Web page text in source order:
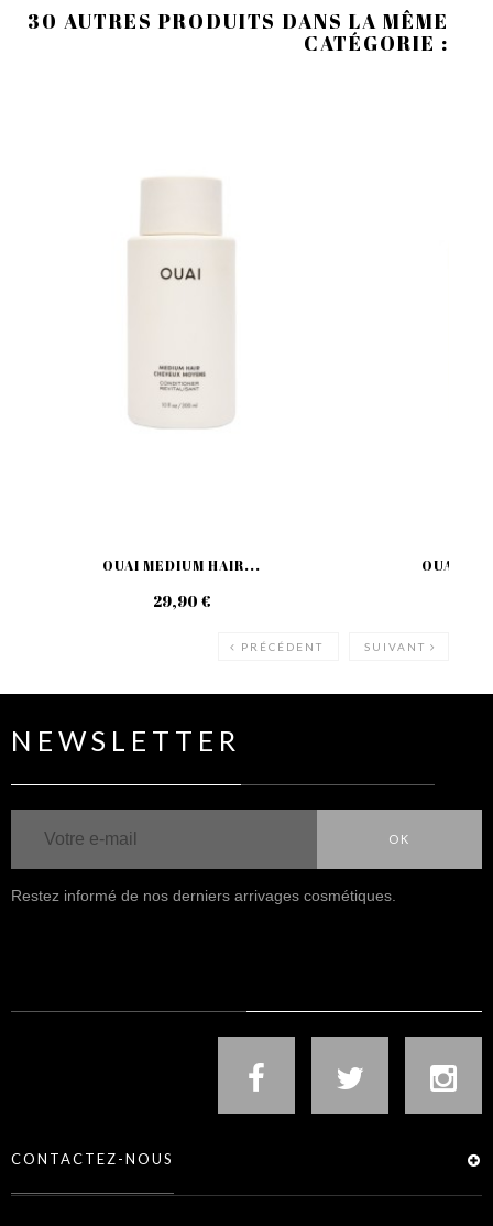
30 AUTRES PRODUITS DANS LA MÊME
CATÉGORIE :
OUAI MEDIUM HAIR...
29,90 €
OUAI
PRÉCÉDENT SUIVANT
NEWSLETTER
OK
Restez informé de nos derniers arrivages cosmétiques.
CONTACTEZ-NOUS